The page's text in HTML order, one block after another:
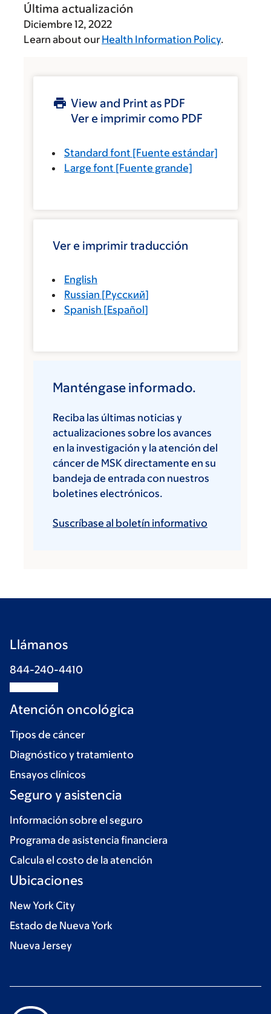
Última actualización
Diciembre 12, 2022
Learn about our Health Information Policy.
View and Print as PDF
Ver e imprimir como PDF
Standard font [Fuente estándar]
Large font [Fuente grande]
Ver e imprimir traducción
English
Russian [Русский]
Spanish [Español]
Manténgase informado.
Reciba las últimas noticias y
actualizaciones sobre los avances
en la investigación y la atención del
cáncer de MSK directamente en su
bandeja de entrada con nuestros
boletines electrónicos.
Suscríbase al boletín informativo
Llámanos
844-240-4410
Atención oncológica
Tipos de cáncer
Diagnóstico y tratamiento
Ensayos clínicos
Seguro y asistencia
Información sobre el seguro
Programa de asistencia financiera
Calcula el costo de la atención
Ubicaciones
New York City
Estado de Nueva York
Nueva Jersey